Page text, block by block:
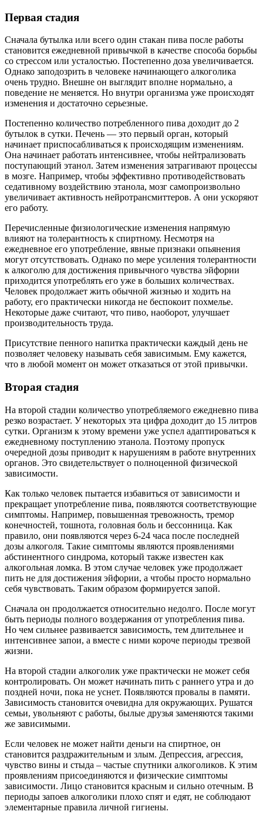
Первая стадия
Сначала бутылка или всего один стакан пива после работы
становится ежедневной привычкой в качестве способа борьбы
со стрессом или усталостью. Постепенно доза увеличивается.
Однако заподозрить в человеке начинающего алкоголика
очень трудно. Внешне он выглядит вполне нормально, а
поведение не меняется. Но внутри организма уже происходят
изменения и достаточно серьезные.
Постепенно количество потребленного пива доходит до 2
бутылок в сутки. Печень — это первый орган, который
начинает приспосабливаться к происходящим изменениям.
Она начинает работать интенсивнее, чтобы нейтрализовать
поступающий этанол. Затем изменения затрагивают процессы
в мозге. Например, чтобы эффективно противодействовать
седативному воздействию этанола, мозг самопроизвольно
увеличивает активность нейротрансмиттеров. А они ускоряют
его работу.
Перечисленные физиологические изменения напрямую
влияют на толерантность к спиртному. Несмотря на
ежедневное его употребление, явные признаки опьянения
могут отсутствовать. Однако по мере усиления толерантности
к алкоголю для достижения привычного чувства эйфории
приходится употреблять его уже в больших количествах.
Человек продолжает жить обычной жизнью и ходить на
работу, его практически никогда не беспокоит похмелье.
Некоторые даже считают, что пиво, наоборот, улучшает
производительность труда.
Присутствие пенного напитка практически каждый день не
позволяет человеку называть себя зависимым. Ему кажется,
что в любой момент он может отказаться от этой привычки.
Вторая стадия
На второй стадии количество употребляемого ежедневно пива
резко возрастает. У некоторых эта цифра доходит до 15 литров
сутки. Организм к этому времени уже успел адаптироваться к
ежедневному поступлению этанола. Поэтому пропуск
очередной дозы приводит к нарушениям в работе внутренних
органов. Это свидетельствует о полноценной физической
зависимости.
Как только человек пытается избавиться от зависимости и
прекращает употребление пива, появляются соответствующие
симптомы. Например, повышенная тревожность, тремор
конечностей, тошнота, головная боль и бессонница. Как
правило, они появляются через 6-24 часа после последней
дозы алкоголя. Такие симптомы являются проявлениями
абстинентного синдрома, который также известен как
алкогольная ломка. В этом случае человек уже продолжает
пить не для достижения эйфории, а чтобы просто нормально
себя чувствовать. Таким образом формируется запой.
Сначала он продолжается относительно недолго. После могут
быть периоды полного воздержания от употребления пива.
Но чем сильнее развивается зависимость, тем длительнее и
интенсивнее запои, а вместе с ними короче периоды трезвой
жизни.
На второй стадии алкоголик уже практически не может себя
контролировать. Он может начинать пить с раннего утра и до
поздней ночи, пока не уснет. Появляются провалы в памяти.
Зависимость становится очевидна для окружающих. Рушатся
семьи, увольняют с работы, былые друзья заменяются такими
же зависимыми.
Если человек не может найти деньги на спиртное, он
становится раздражительным и злым. Депрессия, агрессия,
чувство вины и стыда – частые спутники алкоголиков. К этим
проявлениям присоединяются и физические симптомы
зависимости. Лицо становится красным и сильно отечным. В
периоды запоев алкоголики плохо спят и едят, не соблюдают
элементарные правила личной гигиены.